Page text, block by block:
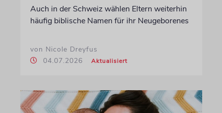
Auch in der Schweiz wählen Eltern weiterhin
häufig biblische Namen für ihr Neugeborenes
von Nicole Dreyfus
04.07.2026
Aktualisiert